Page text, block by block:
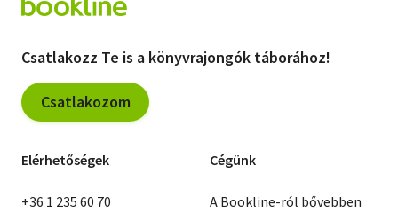
Csatlakozz Te is a könyvrajongók táborához!
Csatlakozom
Elérhetőségek
+36 1 235 60 70
Cégünk
A Bookline-ról bővebben